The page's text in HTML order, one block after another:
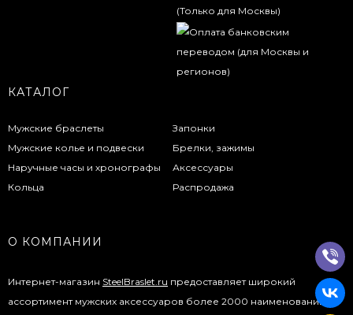
КАТАЛОГ
Мужские браслеты
Мужские колье и подвески
Наручные часы и хронографы
Кольца
Запонки
Брелки, зажимы
Аксессуары
Распродажа
О КОМПАНИИ
Интернет-магазин SteelBraslet.ru предоставляет широкий
ассортимент мужских аксессуаров более 2000 наименований.